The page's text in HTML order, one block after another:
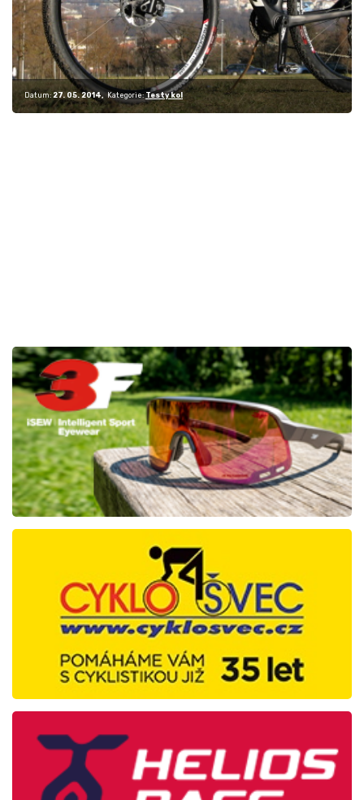
Datum: 27. 05. 2014 Kategorie: Testy kol